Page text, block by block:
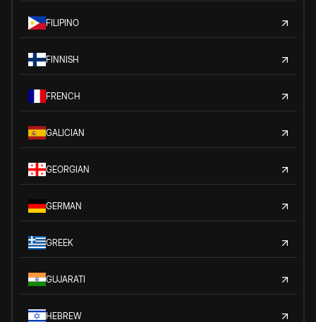
FILIPINO
FINNISH
FRENCH
GALICIAN
GEORGIAN
GERMAN
GREEK
GUJARATI
HEBREW